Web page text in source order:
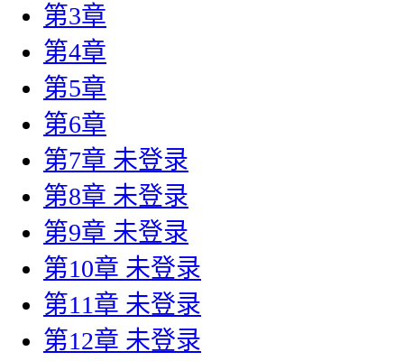
第3章
第4章
第5章
第6章
第7章 未登录
第8章 未登录
第9章 未登录
第10章 未登录
第11章 未登录
第12章 未登录